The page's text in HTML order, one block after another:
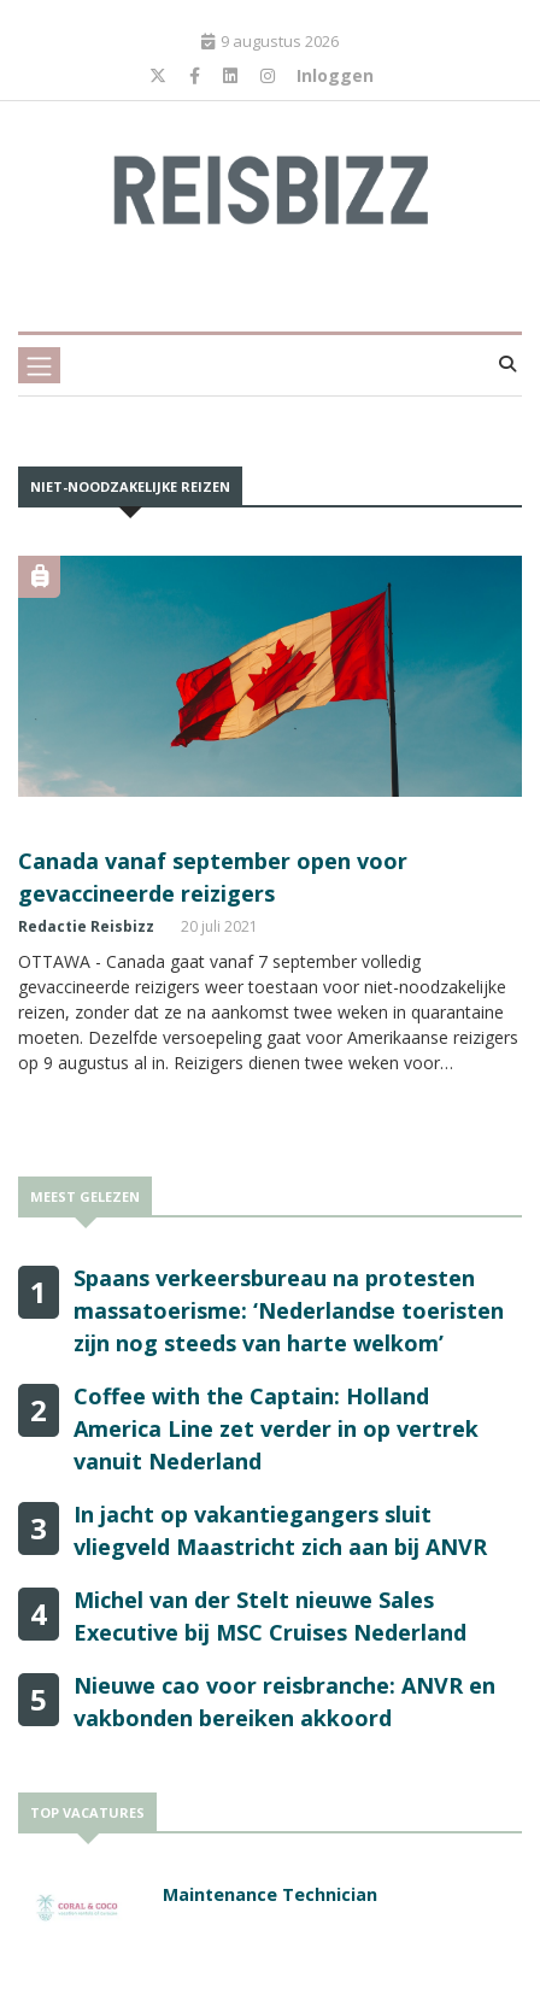
9 augustus 2026
Inloggen
NIET-NOODZAKELIJKE REIZEN
Canada vanaf september open voor
gevaccineerde reizigers
Redactie Reisbizz 20 juli 2021
OTTAWA - Canada gaat vanaf 7 september volledig
gevaccineerde reizigers weer toestaan voor niet-noodzakelijke
reizen, zonder dat ze na aankomst twee weken in quarantaine
moeten. Dezelfde versoepeling gaat voor Amerikaanse reizigers
op 9 augustus al in. Reizigers dienen twee weken voor
MEEST GELEZEN
1
Spaans verkeersbureau na protesten
massatoerisme: ‘Nederlandse toeristen
zijn nog steeds van harte welkom’
2
Coffee with the Captain: Holland
America Line zet verder in op vertrek
vanuit Nederland
3
In jacht op vakantiegangers sluit
vliegveld Maastricht zich aan bij ANVR
4
Michel van der Stelt nieuwe Sales
Executive bij MSC Cruises Nederland
5
Nieuwe cao voor reisbranche: ANVR en
vakbonden bereiken akkoord
TOP VACATURES
Maintenance Technician